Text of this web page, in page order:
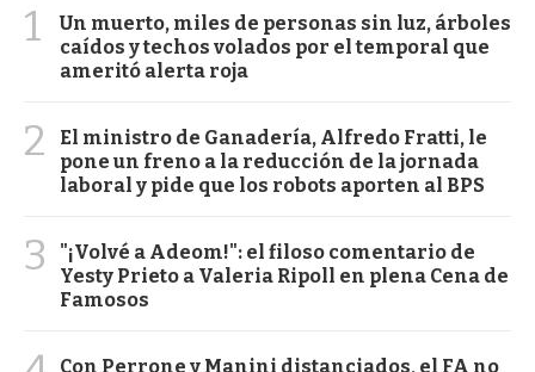
1
Un muerto, miles de personas sin luz, árboles
caídos y techos volados por el temporal que
ameritó alerta roja
2
El ministro de Ganadería, Alfredo Fratti, le
pone un freno a la reducción de la jornada
laboral y pide que los robots aporten al BPS
3
"¡Volvé a Adeom!": el filoso comentario de
Yesty Prieto a Valeria Ripoll en plena Cena de
Famosos
Con Perrone y Manini distanciados, el FA no